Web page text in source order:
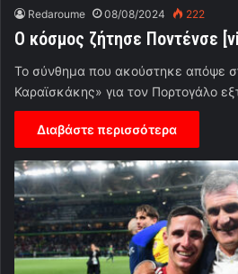
Redaroume 08/08/2024 222
Ο κόσμος ζήτησε Ποντένσε
Το σύνθημα που ακούστηκε απόψε
Καραϊσκάκης» για τον Πορτογάλο
Διαβάστε περισσότερα